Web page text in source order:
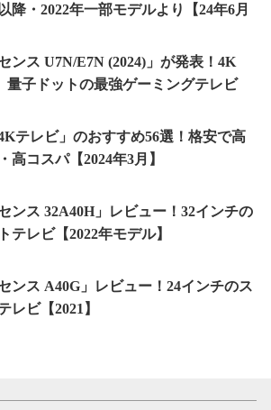
降・2022年一部モデルより【24年6月
ンス U7N/E7N (2024)」が発表！4K
量子ドットの最強ゲーミングテレビ
テレビ」のおすすめ56選！格安で高
高コスパ【2024年3月】
センス 32A40H」レビュー！32インチの
テレビ【2022年モデル】
センス A40G」レビュー！24インチのス
レビ【2021】